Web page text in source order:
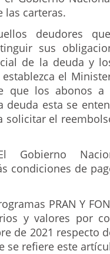
las carteras.
deudores
sus
de la deuda y
el
que los abonos a
esta se
solicitar el
Gobierno
condiciones de
PRAN Y
y valores por
de 2021 respecto
se refiere este